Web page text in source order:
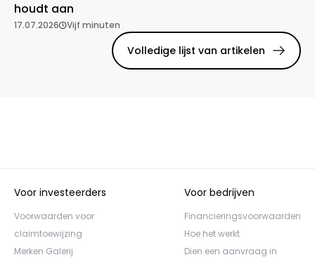
houdt aan
17.07.2026 Vijf minuten
Volledige lijst van artikelen
Voor investeerders
Voorwaarden voor
claimtoewijzing
Merken Galerij
Voor bedrijven
Financieringsvoorwaarden
Hoe het werkt
Dien een aanvraag in